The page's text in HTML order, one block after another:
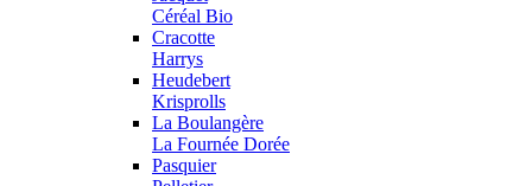
Céréal Bio
Cracotte
Harrys
Heudebert
Krisprolls
La Boulangère
La Fournée Dorée
Pasquier